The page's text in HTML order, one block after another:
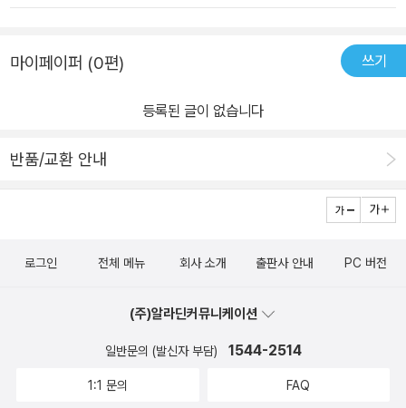
역할을 담당했다. 진료 현장에 필요한 장비뿐 아니라 북한에 이동식
치과 차량을 개발해 보급한 과학자이기도 하며, 미국에서 휴가를 돌
과발전의 초석을 닦았다. 쉰이 넘은 나이에도 밤늦도록 연구와 공부
에 대해 그 직업에 대한 원대한 꿈과 비전, 부모님에 의한 강요 혹은
부와 안정된 미래에 대한 동경이 있었기 때문이 아니요, 자신도 그 정
확한 이유를 알지 못한다고 말한다. 그에게 중요한 것은 오직 주어진
었다. ‘한국 치과의료선교의 아버지’ 닥터 뉴스마의 선교의 힘! 그의
천한 선교사로서의 모습이다. 그는 치과의사로서 부와 미래가 보장되
어 있었음에도 풍요로운 미국을 떠나 척박했던 이 땅에 와서 자신의
기적으로 찾아가 치료해 주었으며, 썩은 냄새가 나는 구강암 환자들
은 한국으로 오게 된다.그 당시 한국의 상황이 어떠했는지, 특히 시골
당시 우리나라 사람들의내면(?)이랄까, 인성이랄까... 선교사가 직접
과 함께 했던 치과의료진들의이름과 사건들이 낱낱이 기록되 있다는
를아주 꼼꼼히 정리, 모아두셨기 때문이지 싶다.다소 감정적이고, 덤
사람을 쓰시지만,조용히, 그러나 성실하고, 세밀한 사람을 통해 오히
별 다섯개를 매긴다.
마이페이퍼 (0편) 쓰기
등록된 글이 없습니다
반품/교환 안내
로그인 전체 메뉴 회사 소개 출판사 안내 PC 버전
(주)알라딘커뮤니케이션
일반문의 (발신자 부담) 1544-2514
1:1 문의 FAQ